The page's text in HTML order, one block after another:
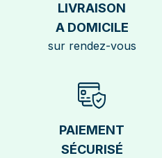
LIVRAISON
A DOMICILE
sur rendez-vous
PAIEMENT
SÉCURISÉ